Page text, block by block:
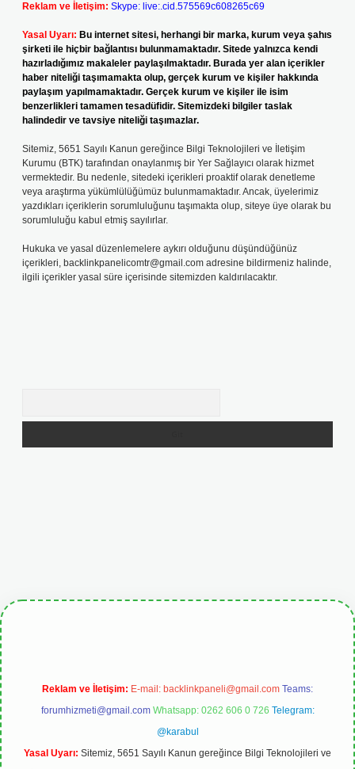
Reklam ve İletişim: Skype: live:.cid.575569c608265c69
Yasal Uyarı: Bu internet sitesi, herhangi bir marka, kurum veya şahıs
şirketi ile hiçbir bağlantısı bulunmamaktadır. Sitede yalnızca kendi
hazırladığımız makaleler paylaşılmaktadır. Burada yer alan içerikler
haber niteliği taşımamakta olup, gerçek kurum ve kişiler hakkında
paylaşım yapılmamaktadır. Gerçek kurum ve kişiler ile isim
benzerlikleri tamamen tesadüfidir. Sitemizdeki bilgiler taslak
halindedir ve tavsiye niteliği taşımazlar.
Sitemiz, 5651 Sayılı Kanun gereğince Bilgi Teknolojileri ve İletişim
Kurumu (BTK) tarafından onaylanmış bir Yer Sağlayıcı olarak hizmet
vermektedir. Bu nedenle, sitedeki içerikleri proaktif olarak denetleme
veya araştırma yükümlülüğümüz bulunmamaktadır. Ancak, üyelerimiz
yazdıkları içeriklerin sorumluluğunu taşımakta olup, siteye üye olarak bu
sorumluluğu kabul etmiş sayılırlar.
Hukuka ve yasal düzenlemelere aykırı olduğunu düşündüğünüz
içerikleri, backlinkpanelicomtr@gmail.com adresine bildirmeniz halinde,
ilgili içerikler yasal süre içerisinde sitemizden kaldırılacaktır.
Reklam ve İletişim: E-mail: backlinkpaneli@gmail.com Teams:
forumhizmeti@gmail.com Whatsapp: 0262 606 0 726 Telegram:
@karabul
Yasal Uyarı: Sitemiz, 5651 Sayılı Kanun gereğince Bilgi Teknolojileri ve